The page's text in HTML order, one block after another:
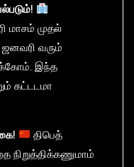
மாசம் முதல்
வரும்
இந்த
கட்டடமா
திபெத்
நிறுத்திக்கணுமாம்